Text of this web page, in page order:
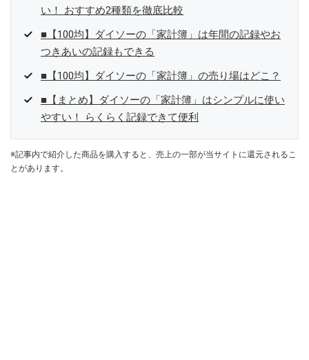
い！ おすすめ2種類を徹底比較
■【100均】ダイソーの「家計簿」は年間の記録やお
つきあいの記録もできる
■【100均】ダイソーの「家計簿」の売り場はどこ？
■【まとめ】ダイソーの「家計簿」はシンプルに使い
やすい！ らくらく記録できて便利
※記事内で紹介した商品を購入すると、売上の一部が当サイトに還元されるこ
とがあります。